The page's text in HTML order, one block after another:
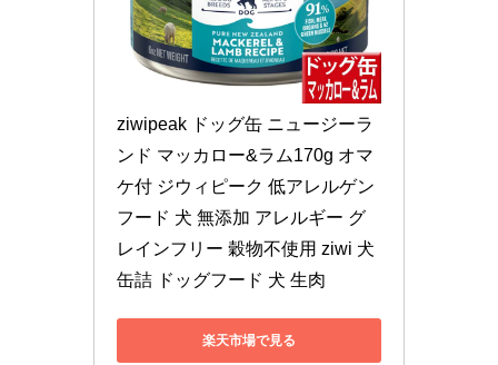
ziwipeak ドッグ缶 ニュージーラ
ンド マッカロー&ラム170g オマ
ケ付 ジウィピーク 低アレルゲン
フード 犬 無添加 アレルギー グ
レインフリー 穀物不使用 ziwi 犬
缶詰 ドッグフード 犬 生肉
楽天市場で見る